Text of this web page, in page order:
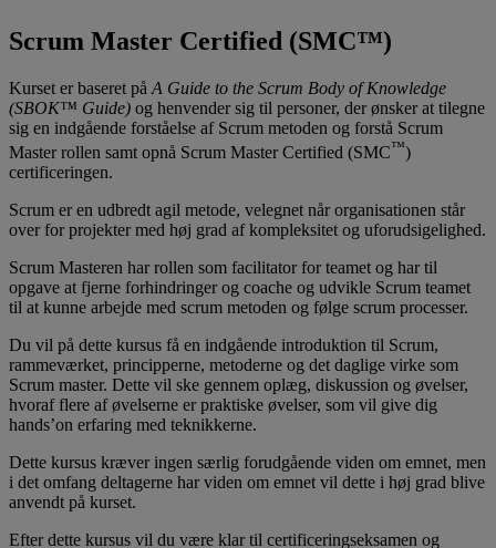
Scrum Master Certified (SMC™)
Kurset er baseret på A Guide to the Scrum Body of Knowledge
(SBOK™ Guide) og henvender sig til personer, der ønsker at tilegne
sig en indgående forståelse af Scrum metoden og forstå Scrum
Master rollen samt opnå Scrum Master Certified (SMC™)
certificeringen.
Scrum er en udbredt agil metode, velegnet når organisationen står
over for projekter med høj grad af kompleksitet og uforudsigelighed.
Scrum Masteren har rollen som facilitator for teamet og har til
opgave at fjerne forhindringer og coache og udvikle Scrum teamet
til at kunne arbejde med scrum metoden og følge scrum processer.
Du vil på dette kursus få en indgående introduktion til Scrum,
rammeværket, principperne, metoderne og det daglige virke som
Scrum master. Dette vil ske gennem oplæg, diskussion og øvelser,
hvoraf flere af øvelserne er praktiske øvelser, som vil give dig
hands’on erfaring med teknikkerne.
Dette kursus kræver ingen særlig forudgående viden om emnet, men
i det omfang deltagerne har viden om emnet vil dette i høj grad blive
anvendt på kurset.
Efter dette kursus vil du være klar til certificeringseksamen og